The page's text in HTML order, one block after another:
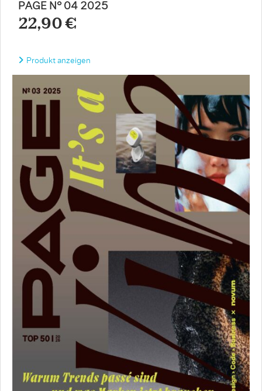
PAGE N° 04 2025
22,90 €
Produkt anzeigen